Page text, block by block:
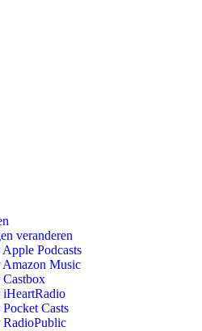
veranderen
Podcasts
Amazon Music
Castbox
iHeartRadio
Casts
RadioPublic